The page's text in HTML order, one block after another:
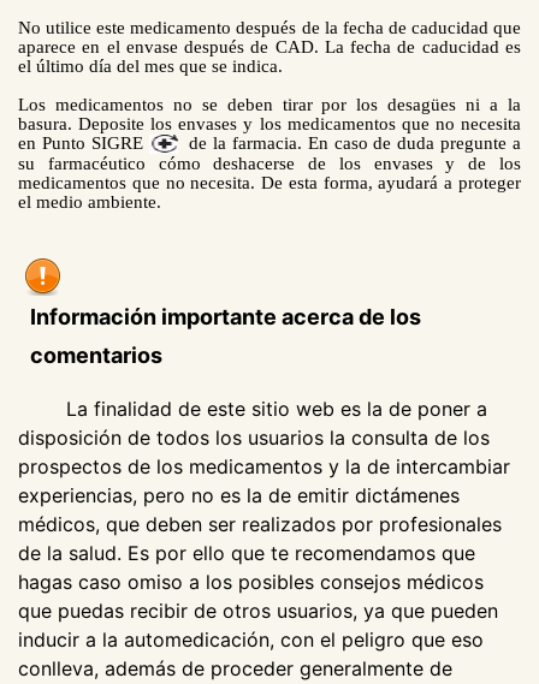
No utilice este medicamento después de la fecha de caducidad que
aparece en el envase después de CAD. La fecha de caducidad es
el último día del mes que se indica.
Los medicamentos no se deben tirar por los desagües ni a la
basura. Deposite los envases y los medicamentos que no necesita
en Punto SIGRE
de la farmacia. En caso de duda pregunte a
su farmacéutico cómo deshacerse de los envases y de los
medicamentos que no necesita. De esta forma, ayudará a proteger
el medio ambiente.
Información importante acerca de los
comentarios
La finalidad de este sitio web es la de poner a
disposición de todos los usuarios la consulta de los
prospectos de los medicamentos y la de intercambiar
experiencias, pero no es la de emitir dictámenes
médicos, que deben ser realizados por profesionales
de la salud. Es por ello que te recomendamos que
hagas caso omiso a los posibles consejos médicos
que puedas recibir de otros usuarios, ya que pueden
inducir a la automedicación, con el peligro que eso
conlleva, además de proceder generalmente de